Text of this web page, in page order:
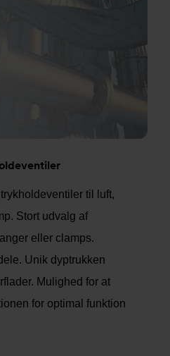
til luft,
Stort udvalg af
eller clamps.
Unik dyptrukken
Mulighed for at
for optimal funktion